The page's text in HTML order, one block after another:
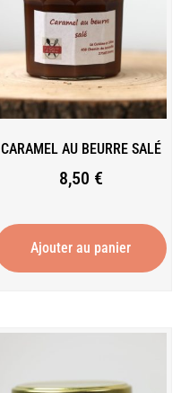
CARAMEL AU BEURRE SALÉ
8,50 €
Ajouter au panier